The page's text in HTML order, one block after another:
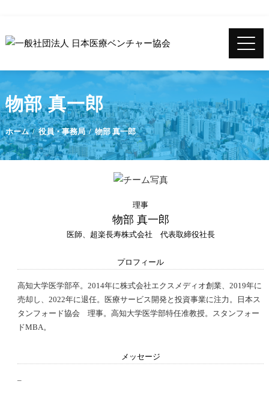
物部 真一郎
ホーム 役員・事務局 物部 真一郎
理事
物部 真一郎
医師、超楽長寿株式会社 代表取締役社長
プロフィール
高知大学医学部卒。2014年に株式会社エクスメディオ創業、2019年に
売却し、2022年に退任。医療サービス開発と投資事業に注力。日本ス
タンフォード協会 理事。高知大学医学部特任准教授。スタンフォー
ドMBA。
メッセージ
–